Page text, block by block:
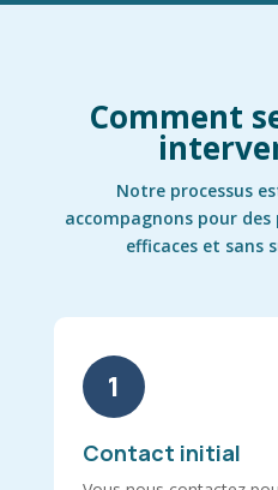
Comment
Notre processus
accompagnons pour
efficaces et sans
1
Contact initial